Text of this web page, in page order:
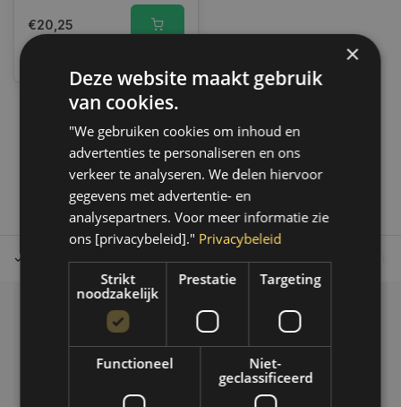
€20,25
1
Tot 30 dagen retour sturen. Op werkdagen voor 14.00 uur
Klantenservice
Veelgestelde vragen
06-39119169
info@autoklusser.nl
×
Deze website maakt gebruik
van cookies.
"We gebruiken cookies om inhoud en
advertenties te personaliseren en ons
verkeer te analyseren. We delen hiervoor
gegevens met advertentie- en
analysepartners. Voor meer informatie zie
ons [privacybeleid]." Privacybeleid
Strikt
noodzakelijk
Prestatie Targeting
Functioneel
Niet-
geclassificeerd